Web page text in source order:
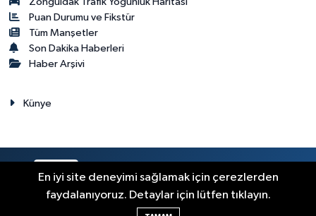
Puan Durumu ve Fikstür
Tüm Manşetler
Son Dakika Haberleri
Haber Arşivi
Künye
RSS Copyright © 2023. Her hakkı saklıdır.
En iyi site deneyimi sağlamak için çerezlerden
faydalanıyoruz. Detaylar için lütfen tıklayın.